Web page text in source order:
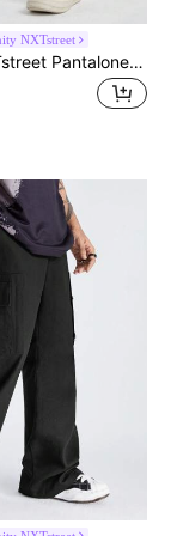
NXTstreet
Manfinity NXTstreet Pantalones tejidos de pierna ancha para hombre con patrón inglés bordado